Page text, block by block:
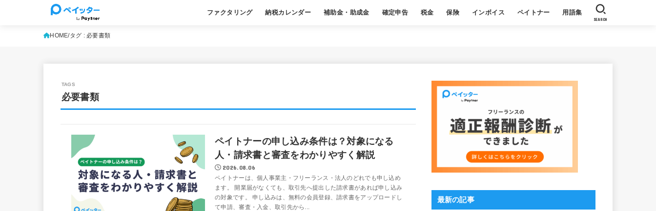
ファクタリング 納税カレンダー 補助金・助成金 確定申告 税金 保険 インボイス ペイトナー 用語集
SEARCH
HOME タグ : 必要書類
必要書類
ペイトナーの申し込み条件は？対象になる
人・請求書と審査をわかりやすく解説
2026.08.06
ペイトナーは、個人事業主・フリーランス・法人のどれでも申し込め
ます。 開業届がなくても、取引先へ提出した請求書があれば申し込み
の対象です。 申し込みは、無料の会員登録、請求書をアップロードし
て申請、審査・入金、取引先から...
最新の記事